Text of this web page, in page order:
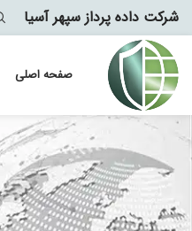
شرکت داده پرداز سپهر آسیا
صفحه اصلی